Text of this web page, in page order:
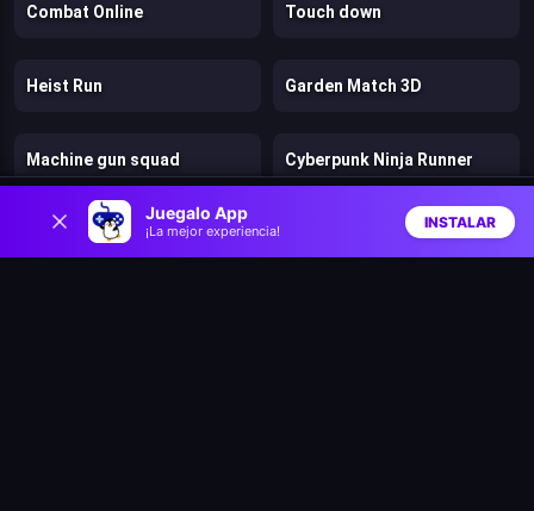
Juegalo App
¡La mejor experiencia!
INSTALAR
Combat Online Touch down
Heist Run Garden Match 3D
Machine gun squad Cyberpunk Ninja Runner
Dart Wheel Siren Head Sound of Despair